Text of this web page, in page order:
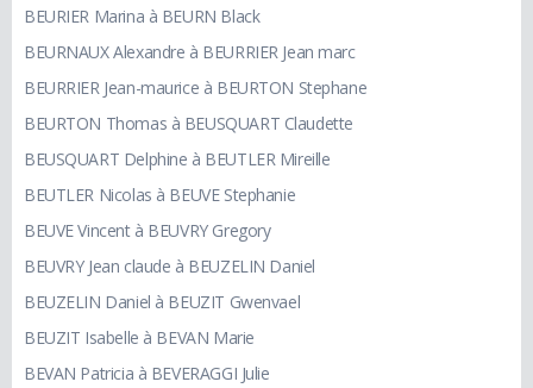
BEURIER Marina à BEURN Black
BEURNAUX Alexandre à BEURRIER Jean marc
BEURRIER Jean-maurice à BEURTON Stephane
BEURTON Thomas à BEUSQUART Claudette
BEUSQUART Delphine à BEUTLER Mireille
BEUTLER Nicolas à BEUVE Stephanie
BEUVE Vincent à BEUVRY Gregory
BEUVRY Jean claude à BEUZELIN Daniel
BEUZELIN Daniel à BEUZIT Gwenvael
BEUZIT Isabelle à BEVAN Marie
BEVAN Patricia à BEVERAGGI Julie